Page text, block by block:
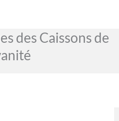
des Caissons de